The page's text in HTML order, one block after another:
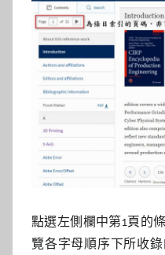
點選左側欄中第1頁的
覽各字母順序下所收